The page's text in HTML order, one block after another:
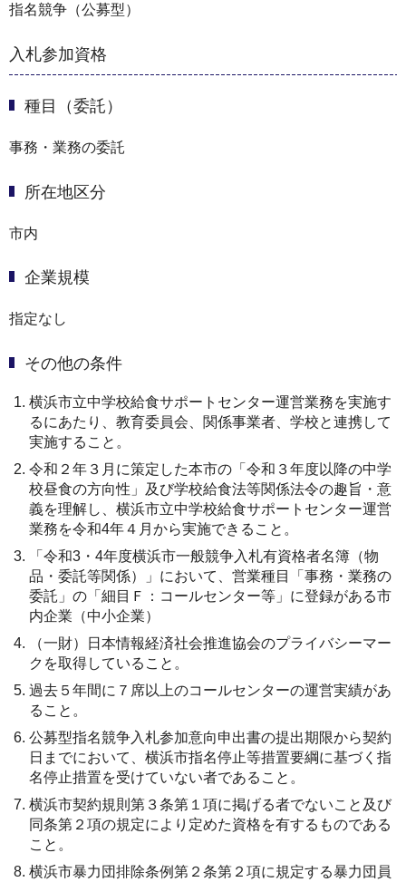
指名競争（公募型）
入札参加資格
種目（委託）
事務・業務の委託
所在地区分
市内
企業規模
指定なし
その他の条件
横浜市立中学校給食サポートセンター運営業務を実施す
るにあたり、教育委員会、関係事業者、学校と連携して
実施すること。
令和２年３月に策定した本市の「令和３年度以降の中学
校昼食の方向性」及び学校給食法等関係法令の趣旨・意
義を理解し、横浜市立中学校給食サポートセンター運営
業務を令和4年４月から実施できること。
「令和3・4年度横浜市一般競争入札有資格者名簿（物
品・委託等関係）」において、営業種目「事務・業務の
委託」の「細目Ｆ：コールセンター等」に登録がある市
内企業（中小企業）
（一財）日本情報経済社会推進協会のプライバシーマー
クを取得していること。
過去５年間に７席以上のコールセンターの運営実績があ
ること。
公募型指名競争入札参加意向申出書の提出期限から契約
日までにおいて、横浜市指名停止等措置要綱に基づく指
名停止措置を受けていない者であること。
横浜市契約規則第３条第１項に掲げる者でないこと及び
同条第２項の規定により定めた資格を有するものである
こと。
横浜市暴力団排除条例第２条第２項に規定する暴力団員